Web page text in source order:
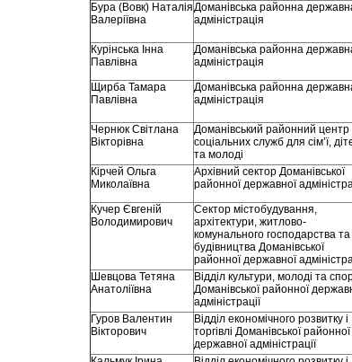
Бура (Вовк) Наталія
Валеріївна
Доманівська районна
адміністрація
Курінська Інна
Павлівна
Доманівська районна
адміністрація
Щирба Тамара
Павлівна
Доманівська районна
адміністрація
Чернюк Світлана
Вікторівна
Доманівський районний центр
соціальних служб для сім’ї,
та молоді
Кірчей Ольга
Миколаївна
Архівний сектор Доманівської
районної державної
Кучер Євгеній
Володимирович
Сектор містобудування,
архітектури, житлово-
комунального господарства та
будівництва Доманівської
районної державної
Шевцова Тетяна
Анатоліївна
Відділ культури, молоді та
Доманівської районної
адміністрації
Гуров Валентин
Вікторович
Відділ економічного розвитку і
торгівлі Доманівської районної
державної адміністрації